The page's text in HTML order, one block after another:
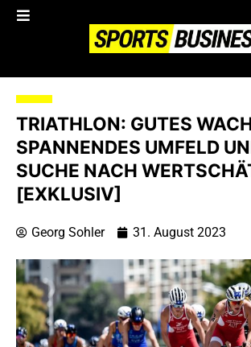
TRIATHLON: GUTES
SPANNENDES UMFELD
SUCHE NACH
[EXKLUSIV]
Georg Sohler 31. August 2023